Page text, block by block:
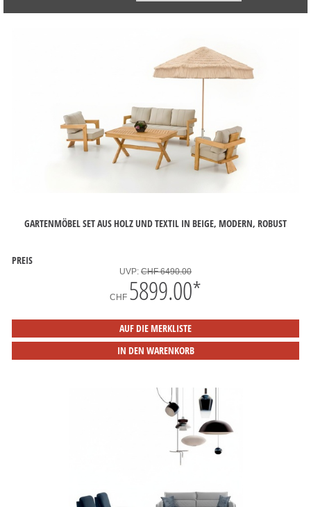
GARTENMÖBEL SET AUS HOLZ UND TEXTIL IN BEIGE, MODERN, ROBUST
PREIS
UVP: CHF 6490.00
CHF 5899.00*
AUF DIE MERKLISTE
IN DEN WARENKORB